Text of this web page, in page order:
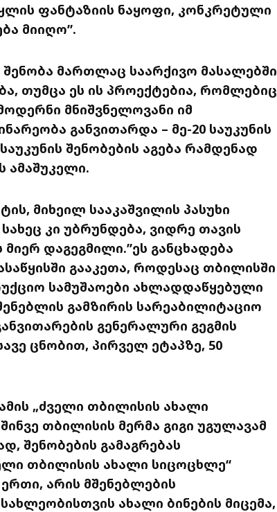
ფანტაზიის ნაყოფი, კონკრეტული
მიიღო”.
მართლაც საარქივო მასალებში
თუმცა ეს ის პროექტებია, რომლებიც
მნიშვნელოვანი იმ
განვითარდა – მე-20 საუკუნის
შენობების აგება რამდენად
ამაშუკელი.
მიხეილ სააკაშვილის პასუხი
კი უბრუნდება, ვიდრე თავის
დაგეგმილი.”ეს განცხადება
გააკეთა, როდესაც თბილისში
სამუშაოები ახლადდაწყებული
გამზირის სარეაბილიტაციო
გენერალური გეგმის
ცნობით, პირველ ეტაპზე, 50
„ძველი თბილისის ახალი
თბილისის მერმა გიგი უგულავამ
შენობების გამაგრებას
თბილისის ახალი სიცოცხლე“
არის მშენებლების
ახალი ბინების მიცემა,